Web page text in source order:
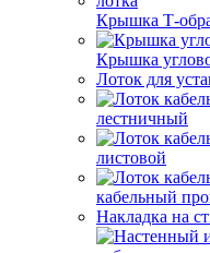
Крышка Т-
Крышка
Лоток для
лестничный
листовой
кабельный
Накладка на